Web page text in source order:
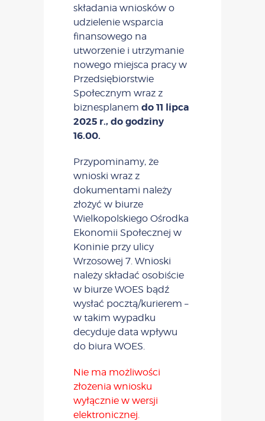
składania wniosków o
udzielenie wsparcia
finansowego na
utworzenie i utrzymanie
nowego miejsca pracy w
Przedsiębiorstwie
Społecznym wraz z
biznesplanem do 11 lipca
2025 r., do godziny
16.00.
Przypominamy, że
wnioski wraz z
dokumentami należy
złożyć w biurze
Wielkopolskiego Ośrodka
Ekonomii Społecznej w
Koninie przy ulicy
Wrzosowej 7. Wnioski
należy składać osobiście
w biurze WOES bądź
wysłać pocztą/kurierem –
w takim wypadku
decyduje data wpływu
do biura WOES.
Nie ma możliwości
złożenia wniosku
wyłącznie w wersji
elektronicznej.